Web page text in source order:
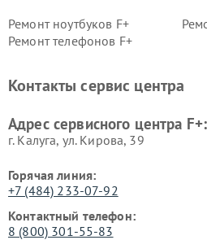
Ремонт ноутбуков F+
Ремонт телефонов F+
Контакты сервис центра
Адрес сервисного центра F+:
г. Калуга, ул. Кирова, 39
Горячая линия:
+7 (484) 233-07-92
Контактный телефон:
8 (800) 301-55-83